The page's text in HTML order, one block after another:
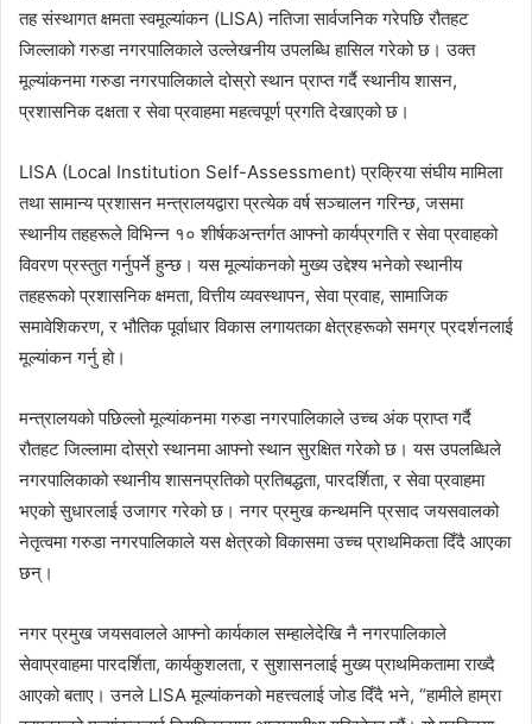
तह संस्थागत क्षमता स्वमूल्यांकन (LISA) नतिजा सार्वजनिक गरेपछि रौतहट
जिल्लाको गरुडा नगरपालिकाले उल्लेखनीय उपलब्धि हासिल गरेको छ। उक्त
मूल्यांकनमा गरुडा नगरपालिकाले दोस्रो स्थान प्राप्त गर्दै स्थानीय शासन,
प्रशासनिक दक्षता र सेवा प्रवाहमा महत्वपूर्ण प्रगति देखाएको छ।
LISA (Local Institution Self-Assessment) प्रक्रिया संघीय मामिला
तथा सामान्य प्रशासन मन्त्रालयद्वारा प्रत्येक वर्ष सञ्चालन गरिन्छ, जसमा
स्थानीय तहहरूले विभिन्न १० शीर्षकअन्तर्गत आफ्नो कार्यप्रगति र सेवा प्रवाहको
विवरण प्रस्तुत गर्नुपर्ने हुन्छ। यस मूल्यांकनको मुख्य उद्देश्य भनेको स्थानीय
तहहरूको प्रशासनिक क्षमता, वित्तीय व्यवस्थापन, सेवा प्रवाह, सामाजिक
समावेशिकरण, र भौतिक पूर्वाधार विकास लगायतका क्षेत्रहरूको समग्र प्रदर्शनलाई
मूल्यांकन गर्नु हो।
मन्त्रालयको पछिल्लो मूल्यांकनमा गरुडा नगरपालिकाले उच्च अंक प्राप्त गर्दै
रौतहट जिल्लामा दोस्रो स्थानमा आफ्नो स्थान सुरक्षित गरेको छ। यस उपलब्धिले
नगरपालिकाको स्थानीय शासनप्रतिको प्रतिबद्धता, पारदर्शिता, र सेवा प्रवाहमा
भएको सुधारलाई उजागर गरेको छ। नगर प्रमुख कन्थमनि प्रसाद जयसवालको
नेतृत्वमा गरुडा नगरपालिकाले यस क्षेत्रको विकासमा उच्च प्राथमिकता दिँदै आएका
छन्।
नगर प्रमुख जयसवालले आफ्नो कार्यकाल सम्हालेदेखि नै नगरपालिकाले
सेवाप्रवाहमा पारदर्शिता, कार्यकुशलता, र सुशासनलाई मुख्य प्राथमिकतामा राख्दै
आएको बताए। उनले LISA मूल्यांकनको महत्त्वलाई जोड दिँदै भने, “हामीले हाम्रा